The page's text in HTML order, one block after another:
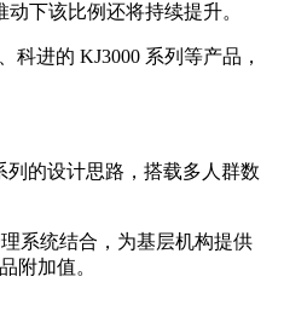
下该比例还将持续提升。
进的 KJ3000 系列等产品，
的设计思路，搭载多人群数
系统结合，为基层机构提供
附加值。